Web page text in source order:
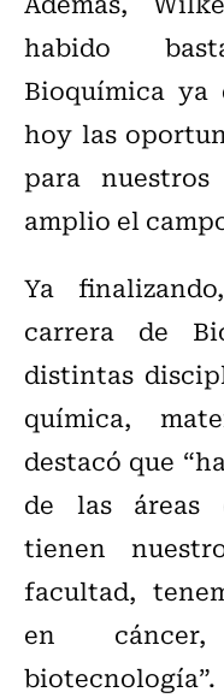
habido
Bioquímica ya
hoy las
para
amplio el
Ya
carrera de
distintas
química,
destacó que
de las áreas
tienen
facultad,
en
biotecnología”.